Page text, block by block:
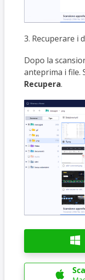
3. Recuperare i
Dopo la
anteprima i file.
Recupera.

